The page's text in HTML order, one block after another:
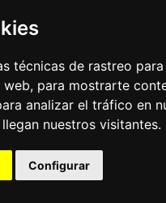
técnicas de rastreo
web, para mostrarte
analizar el tráfico en
nuestros visitantes.
Configurar